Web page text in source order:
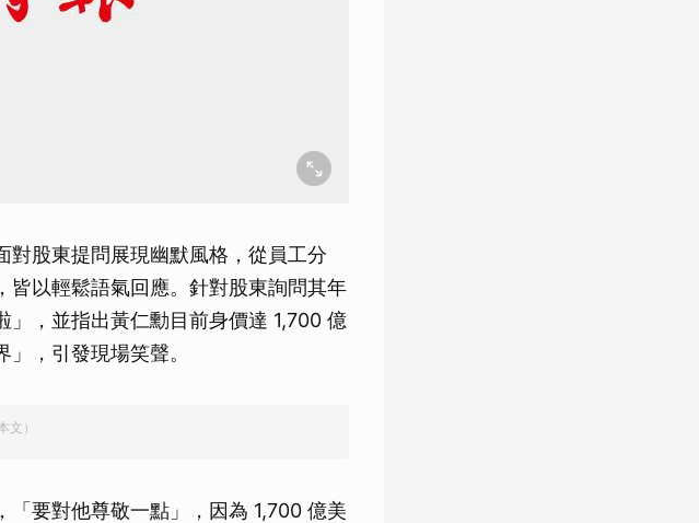
對股東提問展現幽默風格，從員工分
皆以輕鬆語氣回應。針對股東詢問其年
，並指出黃仁勳目前身價達 1,700 億
，引發現場笑聲。
文）
要對他尊敬一點」，因為 1,700 億美